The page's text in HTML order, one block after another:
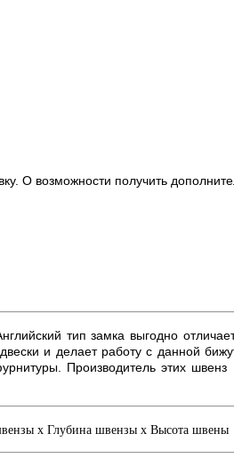
О возможности получить
тип замка выгодно
и делает работу с данной
Производитель этих
х Глубина швензы х Высота швены